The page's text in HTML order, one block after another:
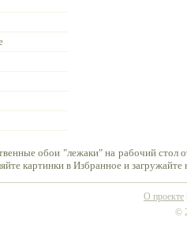
обои "лежаки" на рабочий стол
картинки в Избранное и
О проекте
©